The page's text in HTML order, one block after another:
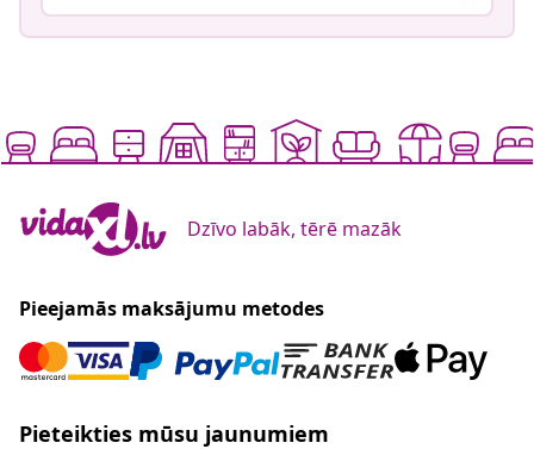
Dzīvo labāk, tērē mazāk
Pieejamās maksājumu metodes
Pieteikties mūsu jaunumiem